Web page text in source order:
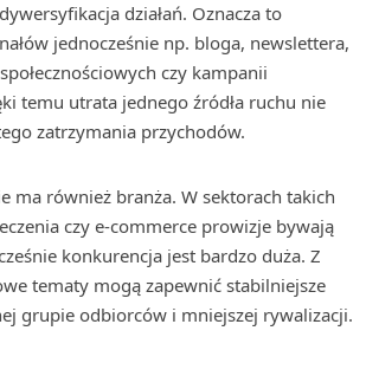
działań. Oznacza to
jednocześnie np. bloga, newslettera,
czy kampanii
temu utrata jednego źródła ruchu nie
zatrzymania przychodów.
ma również branża. W sektorach takich
czy e-commerce prowizje bywają
konkurencja jest bardzo duża. Z
tematy mogą zapewnić stabilniejsze
grupie odbiorców i mniejszej rywalizacji.